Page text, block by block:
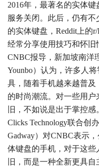
2016年，最著名的实体
服务关闭。此后，仍有
的实体键盘，Reddit上的
经常分享使用技巧和怀旧
CNBC报导，新加坡南洋
Younbo）认为，许多人
具，随着手机越来越普
的时尚潮流。对一些用
旧，不如说是出于掌控感
Clicks Technology联合创
Gadway）对CNBC表示
体键盘的手机，对于这
旧，而是一种全新更具自